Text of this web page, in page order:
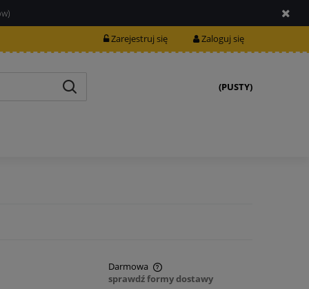
Zarejestruj się Zaloguj się
(PUSTY)
Darmowa
sprawdź formy dostawy